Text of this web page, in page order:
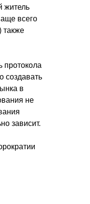
житель
всего
также
протокола
создавать
в
не
зависит.